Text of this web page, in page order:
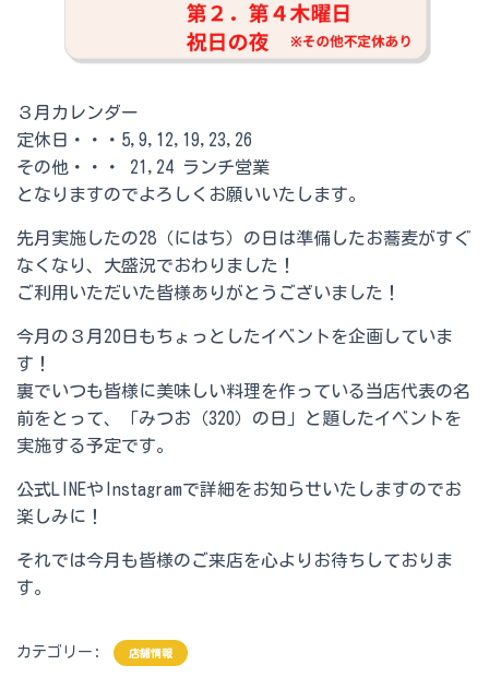
３月カレンダー
定休日・・・5,9,12,19,23,26
その他・・・ 21,24 ランチ営業
となりますのでよろしくお願いいたします。
先月実施したの28（にはち）の日は準備したお蕎麦がすぐ
なくなり、大盛況でおわりました！
ご利用いただいた皆様ありがとうございました！
今月の３月20日もちょっとしたイベントを企画していま
す！
裏でいつも皆様に美味しい料理を作っている当店代表の名
前をとって、「みつお（320）の日」と題したイベントを
実施する予定です。
公式LINEやInstagramで詳細をお知らせいたしますのでお
楽しみに！
それでは今月も皆様のご来店を心よりお待ちしておりま
す。
カテゴリー: 店舗情報